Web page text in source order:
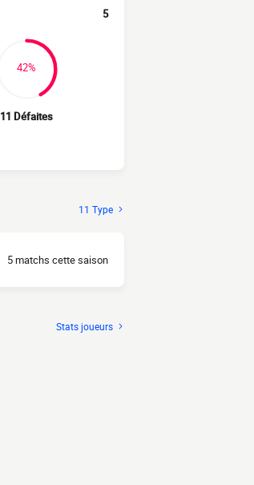
5
42%
11 Défaites
11 Type
5 matchs cette saison
Stats joueurs